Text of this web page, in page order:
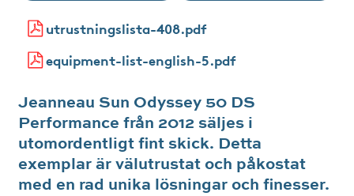
utrustningslista-408.pdf
equipment-list-english-5.pdf
Jeanneau Sun Odyssey 50 DS
Performance från 2012 säljes i
utomordentligt fint skick. Detta
exemplar är välutrustat och påkostat
med en rad unika lösningar och finesser.